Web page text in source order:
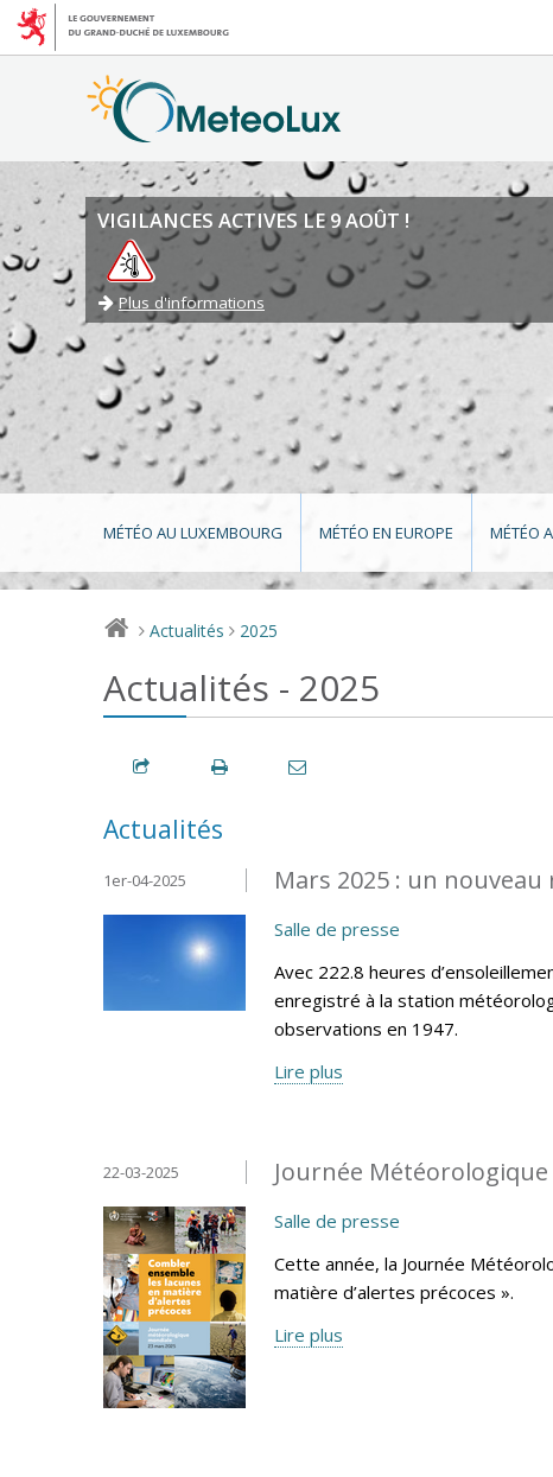
VIGILANCES ACTIVES LE 9 AOÛT !
Plus d'informations
MÉTÉO AU LUXEMBOURG MÉTÉO EN EUROPE MÉTÉO
> Actualités > 2025
Actualités - 2025
Actualités
Mars 2025 : un nouveau
1er-04-2025
Salle de presse
Avec 222.8 heures
enregistré à la station
observations en 1947.
Lire plus
Journée
22-03-2025
Salle de presse
Cette année, la Journée
matière d’alertes précoces ».
Lire plus